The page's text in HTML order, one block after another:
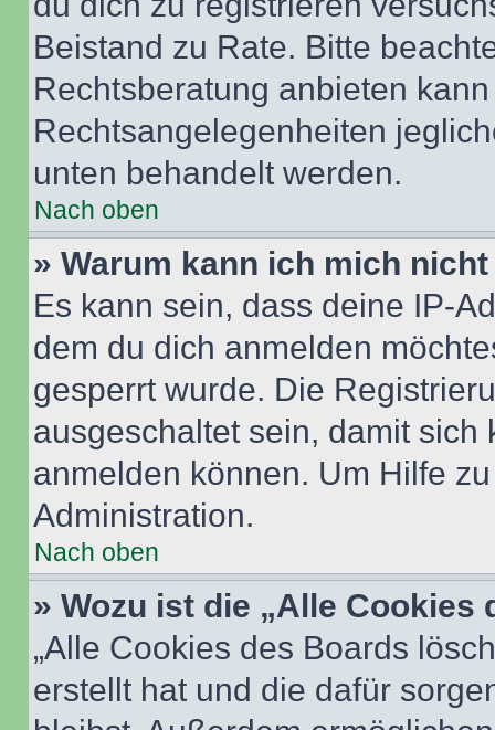
Beistand zu Rate. Bitte
Rechtsberatung anbieten
Rechtsangelegenheiten
unten behandelt werden.
Nach oben
» Warum kann ich mich
Es kann sein, dass deine IP-
dem du dich anmelden
gesperrt wurde. Die
ausgeschaltet sein, damit
anmelden können. Um Hilfe
Administration.
Nach oben
» Wozu ist die „Alle
„Alle Cookies des Boards
erstellt hat und die dafür